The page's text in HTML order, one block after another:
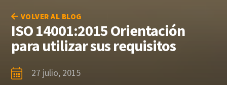
VOLVER AL BLOG
ISO 14001:2015 Orientación
para utilizar sus requisitos
27 julio, 2015